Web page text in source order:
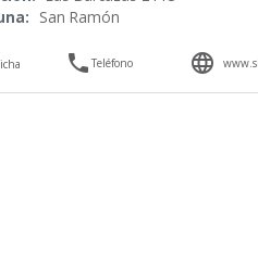
San Ramón
Teléfono 